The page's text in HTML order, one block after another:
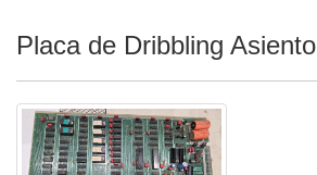
Placa de Dribbling Asiento